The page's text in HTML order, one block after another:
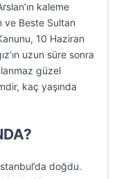
kaleme
ve Beste Sultan
10 Haziran
uzun süre sonra
güzel
kaç yaşında
doğdu.